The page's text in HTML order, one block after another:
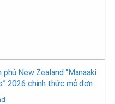
New Zealand “Manaaki
2026 chính thức mở đơn